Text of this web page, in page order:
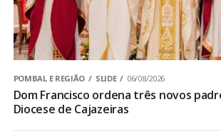
POMBAL E REGIÃO SLIDE 06/08/2026
Dom Francisco ordena três novos
Diocese de Cajazeiras